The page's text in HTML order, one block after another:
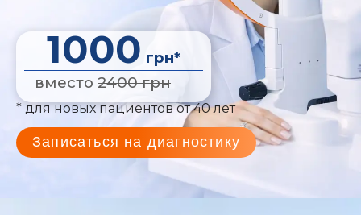
1000 грн*
вместо2400 грн
* для новых пациентов от 40 лет
Записаться на диагностику